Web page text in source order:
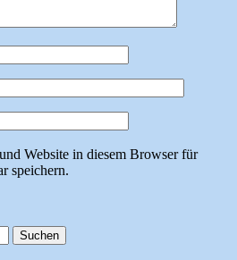
Website in diesem Browser für
speichern.